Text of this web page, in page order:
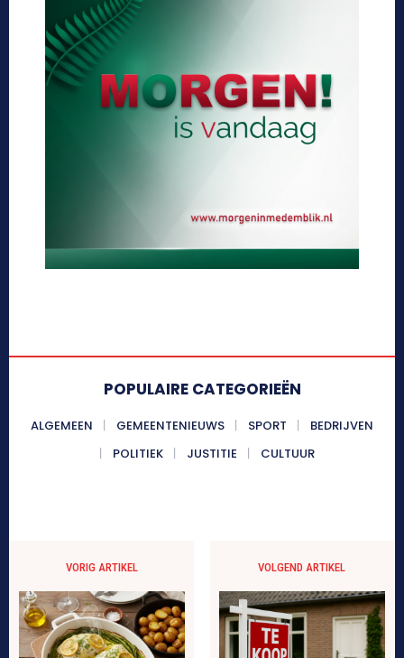
POPULAIRE CATEGORIEËN
ALGEMEEN GEMEENTENIEUWS SPORT
BEDRIJVEN
POLITIEK
JUSTITIE CULTUUR
VORIG ARTIKEL VOLGEND ARTIKEL